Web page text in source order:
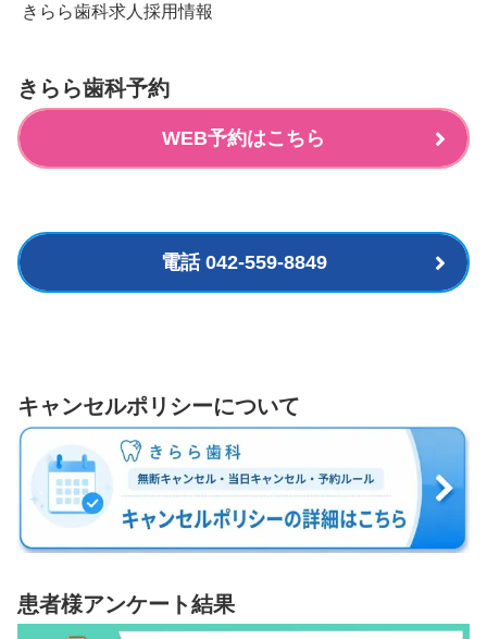
きらら歯科求人採用情報
きらら歯科予約
WEB予約はこちら
電話 042-559-8849
キャンセルポリシーについて
患者様アンケート結果